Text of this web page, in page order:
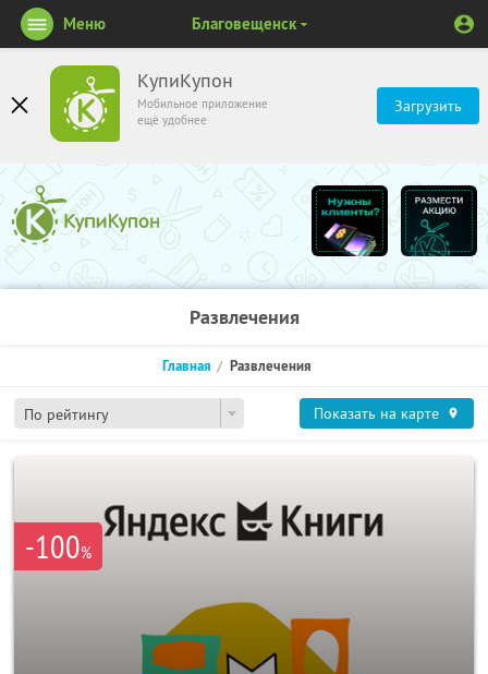
КупиКупон
Мобильное приложение
ещё удобнее
Загрузить
Меню Благовещенск
Развлечения
По рейтингу
Главная Развлечения
Показать на карте
-100%